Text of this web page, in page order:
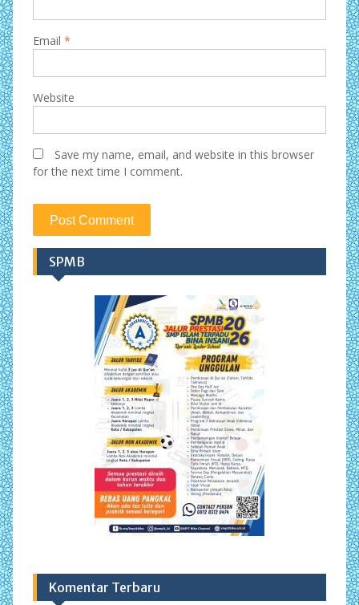
Email *
Website
Save my name, email, and website in this browser
for the next time I comment.
SPMB
Komentar Terbaru